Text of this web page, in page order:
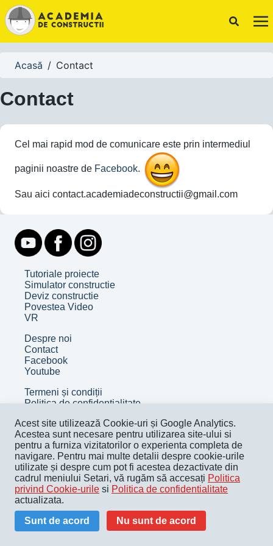
Acasă / Contact
Contact
Cel mai rapid mod de comunicare este prin intermediul
paginii noastre de Facebook.
Sau aici contact.academiadeconstructii@gmail.com
Tutoriale proiecte
Simulator constructie
Deviz constructie
Povestea Video
VR
Despre noi
Contact
Facebook
Youtube
Termeni și condiții
Politica de confidențialitate
Pentru companii
© Copyright Academia de Construcții - 2024
Acest site utilizează Cookie-uri și Google Analytics.
Acestea sunt necesare pentru utilizarea site-ului si
pentru a furniza vizitatorilor o experienta completa de
navigare. Pentru mai multe detalii despre cookie-urile
utilizate și despre cum pot fi acestea dezactivate din
cadrul meniului Setari, vă rugăm să accesați Politica
privind Cookie-urile si Politica de confidentialitate
actualizata.
Sunt de acord
Nu sunt de acord